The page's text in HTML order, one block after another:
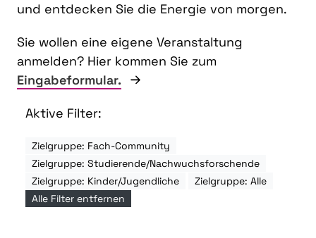
und entdecken Sie die Energie von morgen.
Sie wollen eine eigene Veranstaltung
anmelden? Hier kommen Sie zum
Eingabeformular.
Aktive Filter:
Zielgruppe: Fach-Community
Zielgruppe: Studierende/Nachwuchsforschende
Zielgruppe: Kinder/Jugendliche
Zielgruppe: Alle
Alle Filter entfernen